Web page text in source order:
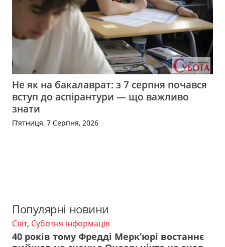
Не як на бакалаврат: з 7 серпня почався
вступ до аспірантури — що важливо
знати
П’ятниця, 7 Серпня, 2026
Популярні новини
Світ, Суботня інформація
40 років тому Фредді Мерк’юрі востаннє